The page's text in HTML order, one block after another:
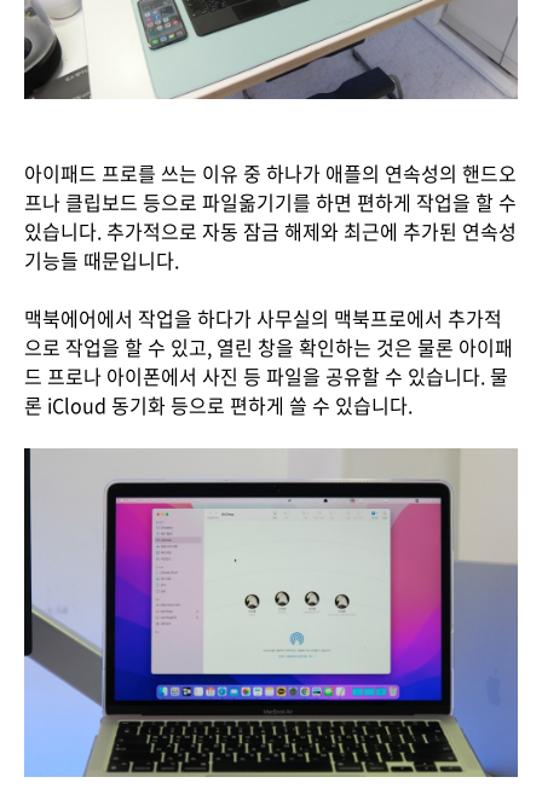
아이패드 프로를 쓰는 이유 중 하나가 애플의 연속성의 핸드오
프나 클립보드 등으로 파일옮기기를 하면 편하게 작업을 할 수
있습니다. 추가적으로 자동 잠금 해제와 최근에 추가된 연속성
기능들 때문입니다.
맥북에어에서 작업을 하다가 사무실의 맥북프로에서 추가적
으로 작업을 할 수 있고, 열린 창을 확인하는 것은 물론 아이패
드 프로나 아이폰에서 사진 등 파일을 공유할 수 있습니다. 물
론 iCloud 동기화 등으로 편하게 쓸 수 있습니다.